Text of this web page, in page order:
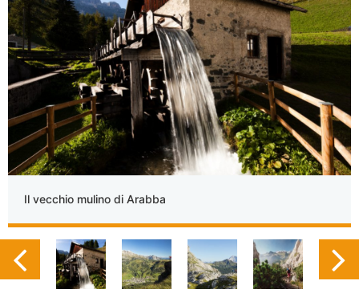
Il vecchio mulino di Arabba